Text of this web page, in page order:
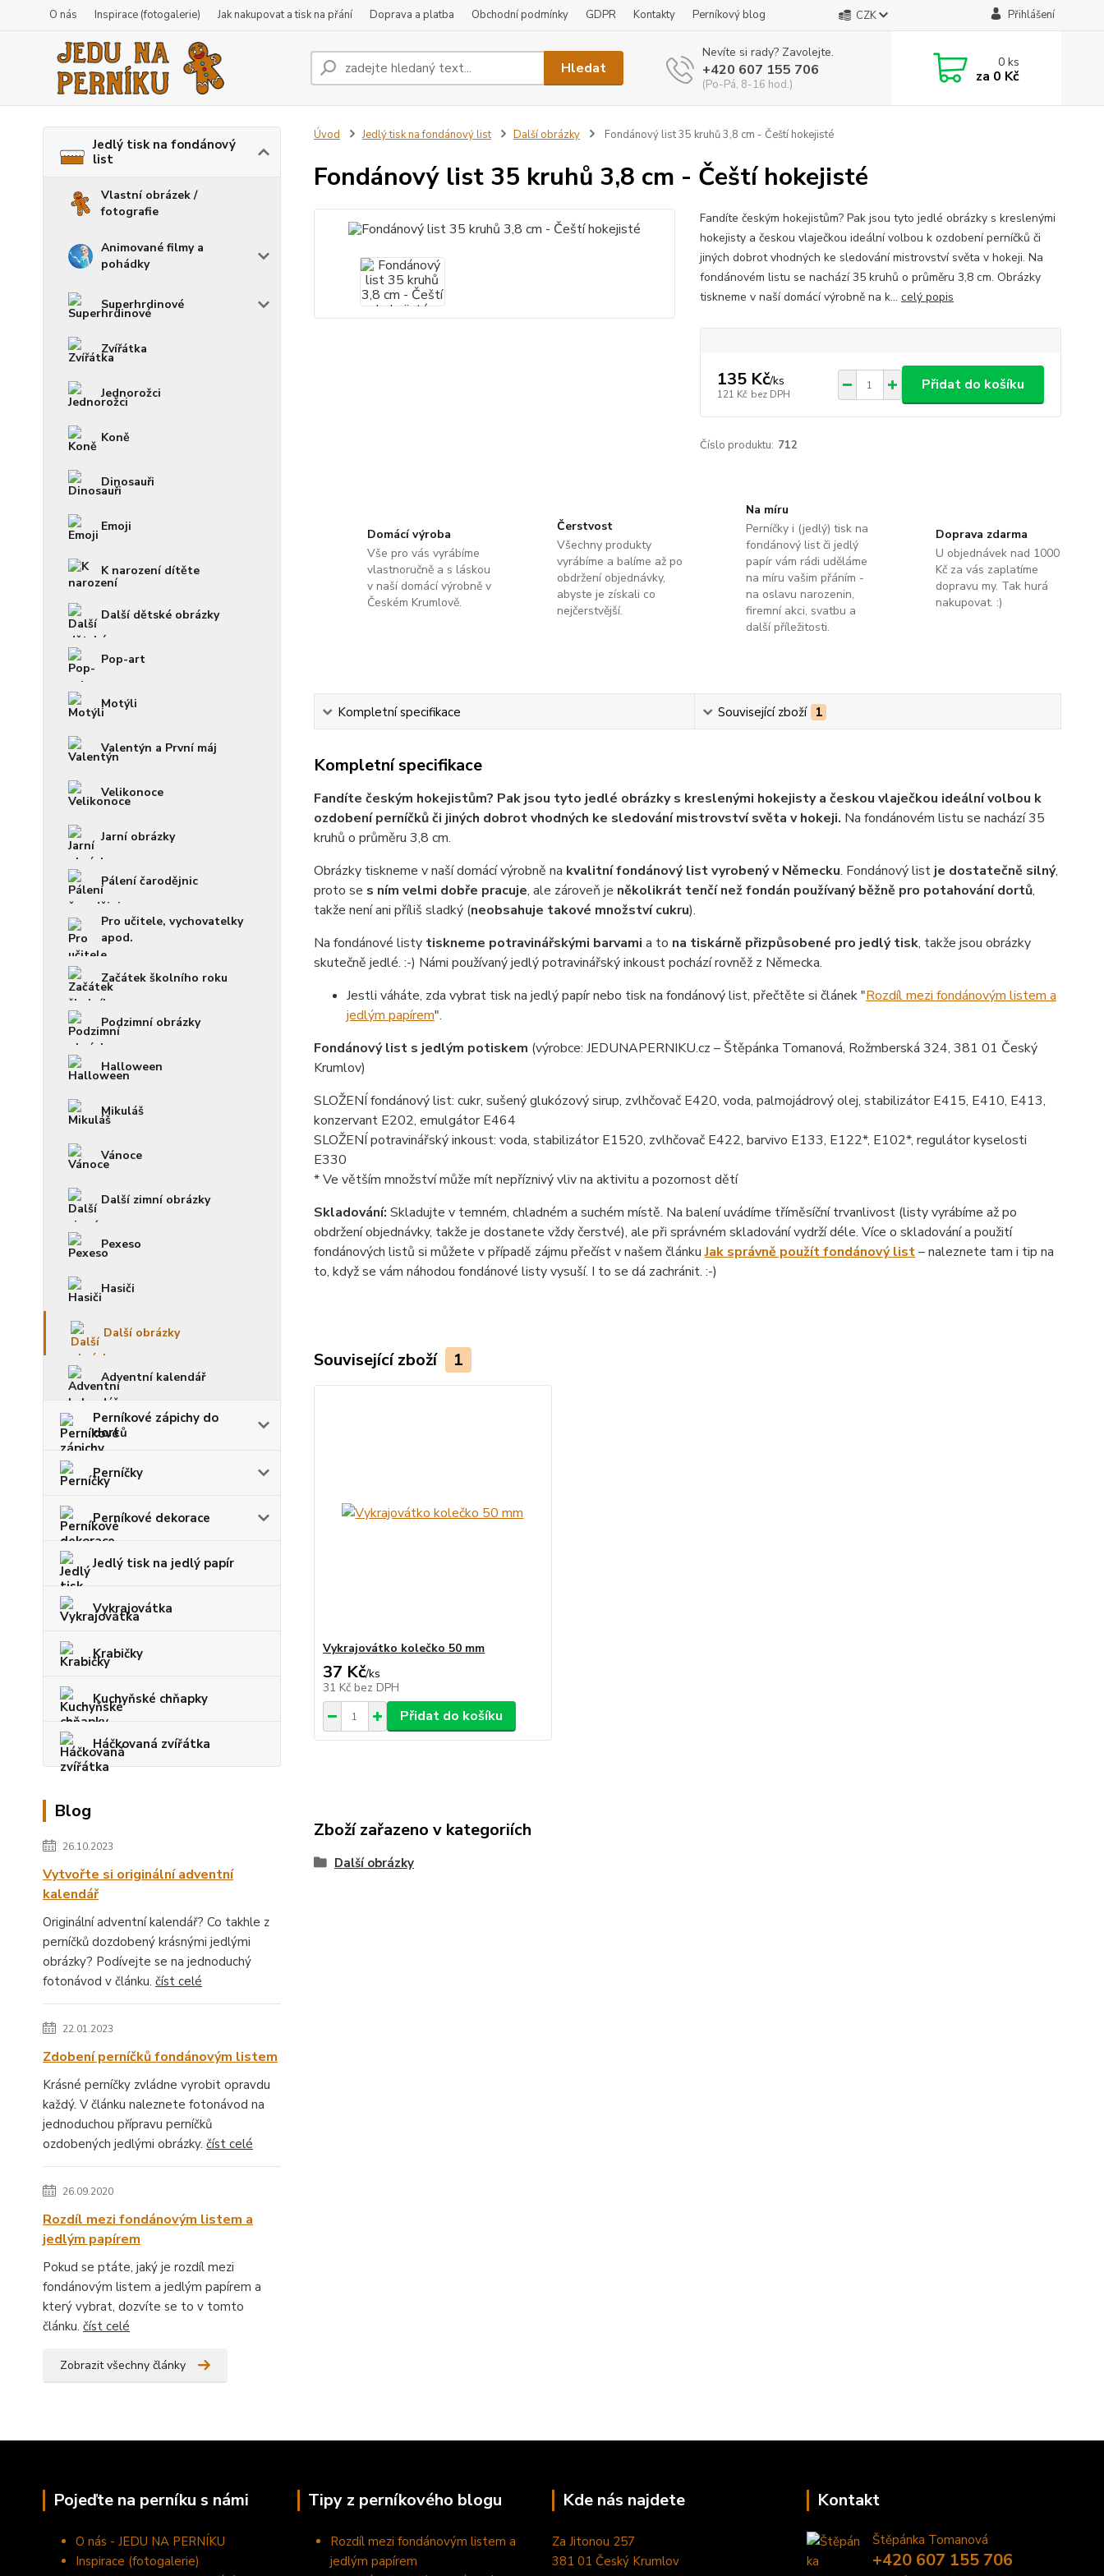
O nás Inspirace (fotogalerie) Jak nakupovat a tisk na přání Doprava a platba Obchodní podmínky GDPR Kontakty Perníkový blog CZK Přihlášení
Hledat
Nevíte si rady? Zavolejte.
+420 607 155 706
(Po-Pá, 8-16 hod.)
0ks
za 0 Kč
Jedlý tisk na fondánový
list
Vlastní obrázek /
fotografie
Animované filmy a
pohádky
Superhrdinové
Zvířátka
Jednorožci
Koně
Dinosauři
Emoji
K narození dítěte
Další dětské obrázky
Pop-art
Motýli
Valentýn a První máj
Velikonoce
Jarní obrázky
Pálení čarodějnic
Pro učitele, vychovatelky
apod.
Začátek školního roku
Podzimní obrázky
Halloween
Mikuláš
Vánoce
Další zimní obrázky
Pexeso
Hasiči
Další obrázky
Adventní kalendář
Perníkové zápichy do
dortů
Perníčky
Perníkové dekorace
Jedlý tisk na jedlý papír
Vykrajovátka
Krabičky
Kuchyňské chňapky
Háčkovaná zvířátka
Blog
26.10.2023
Vytvořte si originální adventní
kalendář
Originální adventní kalendář? Co takhle z
perníčků dozdobený krásnými jedlými
obrázky? Podívejte se na jednoduchý
fotonávod v článku. číst celé
22.01.2023
Zdobení perníčků fondánovým listem
Krásné perníčky zvládne vyrobit opravdu
každý. V článku naleznete fotonávod na
jednoduchou přípravu perníčků
ozdobených jedlými obrázky. číst celé
26.09.2020
Rozdíl mezi fondánovým listem a
jedlým papírem
Pokud se ptáte, jaký je rozdíl mezi
fondánovým listem a jedlým papírem a
který vybrat, dozvíte se to v tomto
článku. číst celé
Zobrazit všechny články
Úvod Jedlý tisk na fondánový list Další obrázky Fondánový list 35 kruhů 3,8 cm - Čeští hokejisté
Fondánový list 35 kruhů 3,8 cm - Čeští hokejisté
Fandíte českým hokejistům? Pak jsou tyto jedlé obrázky s kreslenými
hokejisty a českou vlaječkou ideální volbou k ozdobení perníčků či
jiných dobrot vhodných ke sledování mistrovství světa v hokeji. Na
fondánovém listu se nachází 35 kruhů o průměru 3,8 cm. Obrázky
tiskneme v naší domácí výrobně na k... celý popis
135 Kč/ks
121 Kč bez DPH
Přidat do košíku
Číslo produktu: 712
Domácí výroba
Vše pro vás vyrábíme
vlastnoručně a s láskou
v naší domácí výrobně v
Českém Krumlově.
Čerstvost
Všechny produkty
vyrábíme a balíme až po
obdržení objednávky,
abyste je získali co
nejčerstvější.
Na míru
Perníčky i (jedlý) tisk na
fondánový list či jedlý
papír vám rádi uděláme
na míru vašim přáním -
na oslavu narozenin,
firemní akci, svatbu a
další příležitosti.
Doprava zdarma
U objednávek nad 1000
Kč za vás zaplatíme
dopravu my. Tak hurá
nakupovat. :)
Kompletní specifikace Související zboží 1
Kompletní specifikace
Fandíte českým hokejistům? Pak jsou tyto jedlé obrázky s kreslenými hokejisty a českou vlaječkou ideální volbou k
ozdobení perníčků či jiných dobrot vhodných ke sledování mistrovství světa v hokeji. Na fondánovém listu se nachází 35
kruhů o průměru 3,8 cm.
Obrázky tiskneme v naší domácí výrobně na kvalitní fondánový list vyrobený v Německu. Fondánový list je dostatečně silný,
proto se s ním velmi dobře pracuje, ale zároveň je několikrát tenčí než fondán používaný běžně pro potahování dortů,
takže není ani příliš sladký (neobsahuje takové množství cukru).
Na fondánové listy tiskneme potravinářskými barvami a to na tiskárně přizpůsobené pro jedlý tisk, takže jsou obrázky
skutečně jedlé. :-) Námi používaný jedlý potravinářský inkoust pochází rovněž z Německa.
Jestli váháte, zda vybrat tisk na jedlý papír nebo tisk na fondánový list, přečtěte si článek "Rozdíl mezi fondánovým listem a
jedlým papírem".
Fondánový list s jedlým potiskem (výrobce: JEDUNAPERNIKU.cz – Štěpánka Tomanová, Rožmberská 324, 381 01 Český
Krumlov)
SLOŽENÍ fondánový list: cukr, sušený glukózový sirup, zvlhčovač E420, voda, palmojádrový olej, stabilizátor E415, E410, E413,
konzervant E202, emulgátor E464
SLOŽENÍ potravinářský inkoust: voda, stabilizátor E1520, zvlhčovač E422, barvivo E133, E122*, E102*, regulátor kyselosti
E330
* Ve větším množství může mít nepříznivý vliv na aktivitu a pozornost dětí
Skladování: Skladujte v temném, chladném a suchém místě. Na balení uvádíme tříměsíční trvanlivost (listy vyrábíme až po
obdržení objednávky, takže je dostanete vždy čerstvé), ale při správném skladování vydrží déle. Více o skladování a použití
fondánových listů si můžete v případě zájmu přečíst v našem článkuJak správně použít fondánový list– naleznete tam i tip na
to, když se vám náhodou fondánové listy vysuší. I to se dá zachránit. :-)
Související zboží 1
Vykrajovátko kolečko 50 mm
37 Kč/ks
31 Kč bez DPH
Přidat do košíku
Zboží zařazeno v kategoriích
Další obrázky
Pojeďte na perníku s námi
O nás - JEDU NA PERNÍKU
Inspirace (fotogalerie)
Tipy z perníkového blogu
Rozdíl mezi fondánovým listem a
jedlým papírem
Kde nás najdete
Za Jitonou 257
381 01 Český Krumlov
Kontakt
Štěpánka Tomanová
+420 607 155 706